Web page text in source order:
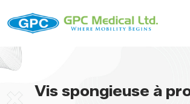
Vis spongieuse à